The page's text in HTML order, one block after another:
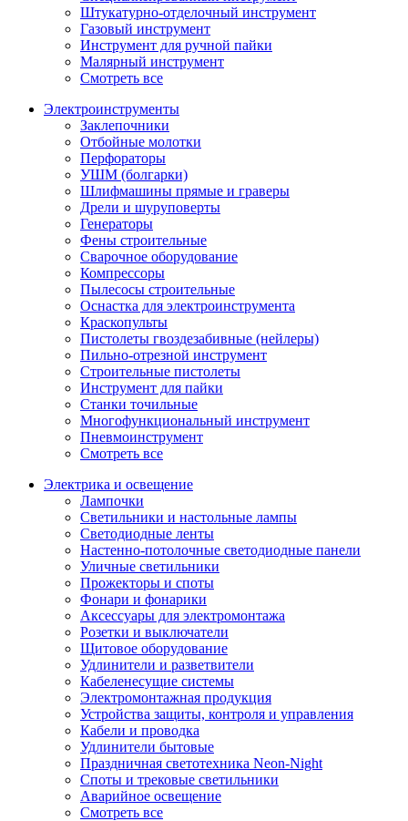
Штукатурно-отделочный инструмент
Газовый инструмент
Инструмент для ручной пайки
Малярный инструмент
Смотреть все
Электроинструменты
Заклепочники
Отбойные молотки
Перфораторы
УШМ (болгарки)
Шлифмашины прямые и граверы
Дрели и шуруповерты
Генераторы
Фены строительные
Сварочное оборудование
Компрессоры
Пылесосы строительные
Оснастка для электроинструмента
Краскопульты
Пистолеты гвоздезабивные (нейлеры)
Пильно-отрезной инструмент
Строительные пистолеты
Инструмент для пайки
Станки точильные
Многофункциональный инструмент
Пневмоинструмент
Смотреть все
Электрика и освещение
Лампочки
Светильники и настольные лампы
Светодиодные ленты
Настенно-потолочные светодиодные панели
Уличные светильники
Прожекторы и споты
Фонари и фонарики
Аксессуары для электромонтажа
Розетки и выключатели
Щитовое оборудование
Удлинители и разветвители
Кабеленесущие системы
Электромонтажная продукция
Устройства защиты, контроля и управления
Кабели и проводка
Удлинители бытовые
Праздничная светотехника Neon-Night
Споты и трековые светильники
Аварийное освещение
Смотреть все